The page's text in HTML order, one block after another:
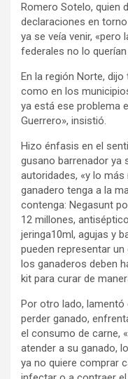
Romero Sotelo, quien
declaraciones en
ya se veía venir,
federales no lo
En la región Norte,
como en los
ya está ese problema
Guerrero», insistió.
Hizo énfasis en el
gusano barrenador ya
autoridades, «y lo
ganadero tenga a la
contenga: Negasunt
12 millones,
jeringa10ml, agujas y
pueden representar
los ganaderos deben
kit para curar de
Por otro lado, lamentó
perder ganado,
el consumo de carne,
atender a su ganado,
ya no quiere comprar